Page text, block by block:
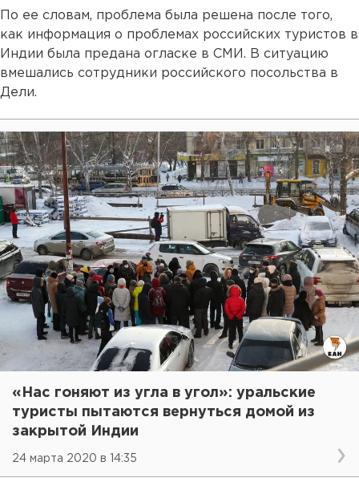
По ее словам, проблема была решена после того,
как информация о проблемах российских туристов в
Индии была предана огласке в СМИ. В ситуацию
вмешались сотрудники российского посольства в
Дели.
«Нас гоняют из угла в угол»: уральские
туристы пытаются вернуться домой из
закрытой Индии
24 марта 2020 в 14:35